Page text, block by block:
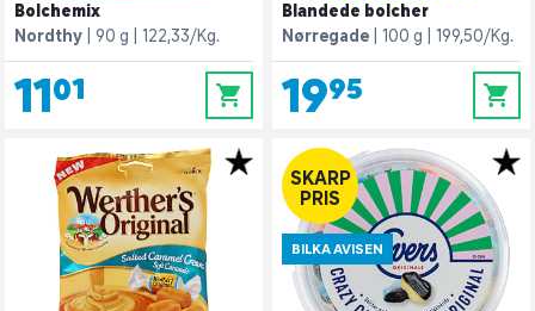
Bolchemix
Nordthy
90 g 122,33/Kg.
11,01 0
Blandede bolcher
Nørregade
100 g 199,50/Kg.
19,95 0
SKARP
PRIS
BILKA AVISEN